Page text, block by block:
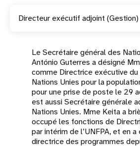
Directeur exécutif adjoint (Gestion)
Le Secrétaire général des
António Guterres a désigné
comme Directrice exécutive du
Nations Unies pour la
pour une prise de poste le 29
est aussi Secrétaire générale
Nations Unies. Mme Keita a
occupé les fonctions de
par intérim de l’UNFPA, et en
directrice des programmes